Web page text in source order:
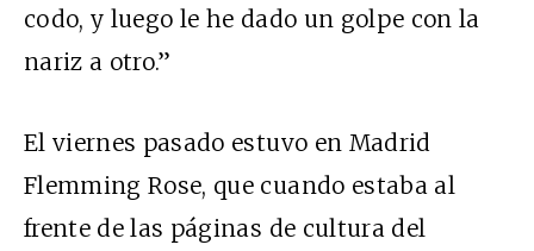
codo, y luego le he dado un golpe con la
nariz a otro.”
El viernes pasado estuvo en Madrid
Flemming Rose, que cuando estaba al
frente de las páginas de cultura del